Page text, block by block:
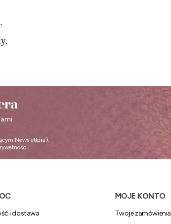
Newslettera).
.
i dostawa
MOJE KONTO
Twoje zamówienia